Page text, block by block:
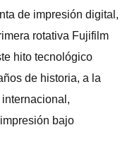
de impresión digital,
rotativa Fujifilm
hito tecnológico
de historia, a la
bajo